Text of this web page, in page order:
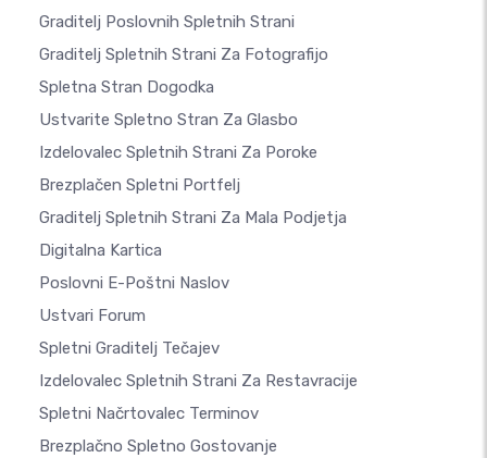
Graditelj Poslovnih Spletnih Strani
Graditelj Spletnih Strani Za Fotografijo
Spletna Stran Dogodka
Ustvarite Spletno Stran Za Glasbo
Izdelovalec Spletnih Strani Za Poroke
Brezplačen Spletni Portfelj
Graditelj Spletnih Strani Za Mala Podjetja
Digitalna Kartica
Poslovni E-Poštni Naslov
Ustvari Forum
Spletni Graditelj Tečajev
Izdelovalec Spletnih Strani Za Restavracije
Spletni Načrtovalec Terminov
Brezplačno Spletno Gostovanje